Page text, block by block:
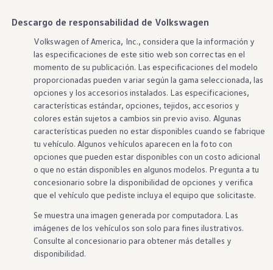
Descargo de responsabilidad de Volkswagen
Volkswagen of America, Inc., considera que lainformación y
las especificaciones de este sitio web son correctas en el
momento de su publicación. Las especificaciones del modelo
proporcionadas pueden variar según la gama seleccionada, las
opciones y los accesorios instalados. Las especificaciones,
características estándar, opciones, tejidos, accesorios y
colores están sujetos a cambios sin previo aviso. Algunas
características pueden no estar disponibles cuando se fabrique
tu vehículo. Algunos vehículos aparecen en la foto con
opciones que pueden estar disponibles con un costo adicional
o que no están disponibles en algunosmodelos. Pregunta a tu
concesionario sobre la disponibilidad deopciones y verifica
que el vehículo que pediste incluya el equipo que solicitaste.
Se muestra una imagen generada por computadora. Las
imágenes delos vehículos son solo para fines ilustrativos.
Consulte al concesionario para obtener más detalles y
disponibilidad.